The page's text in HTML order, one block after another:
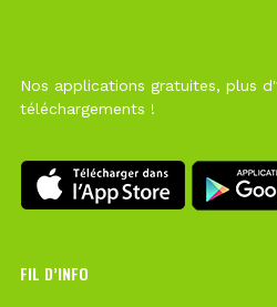
Nos applications gratuites, plus
téléchargements !
FIL D’INFO